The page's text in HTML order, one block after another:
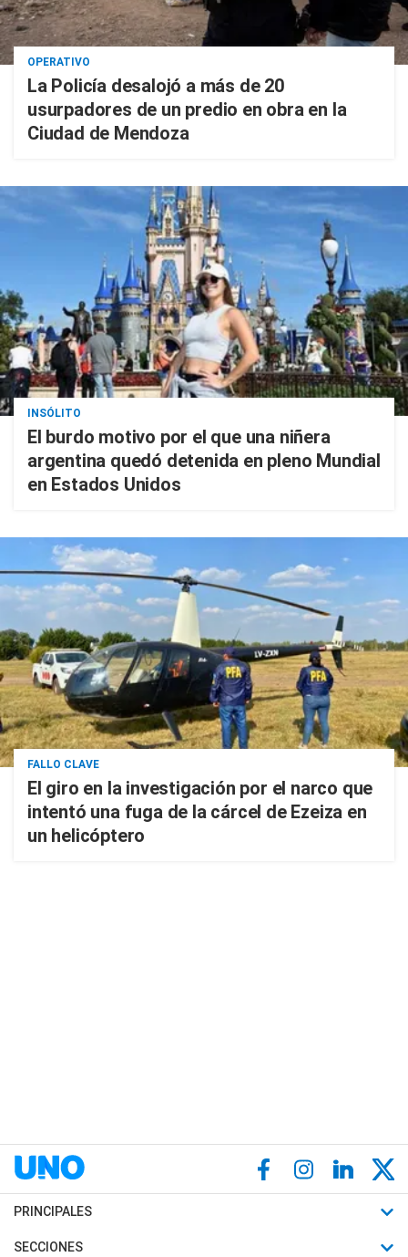
OPERATIVO
La Policía desalojó a más de 20
usurpadores de un predio en obra en la
Ciudad de Mendoza
INSÓLITO
El burdo motivo por el que una niñera
argentina quedó detenida en pleno Mundial
en Estados Unidos
FALLO CLAVE
El giro en la investigación por el narco que
intentó una fuga de la cárcel de Ezeiza en
un helicóptero
PRINCIPALES
Últimas Noticias
SECCIONES